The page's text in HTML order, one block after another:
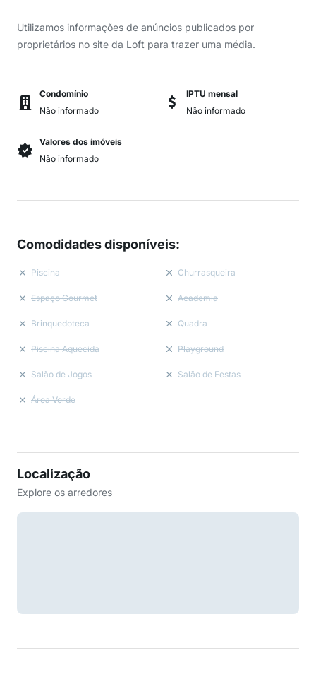
Utilizamos informações de anúncios publicados por
proprietários no site da Loft para trazer uma média.
Condomínio
Não informado
IPTU mensal
Não informado
Valores dos imóveis
Não informado
Comodidades disponíveis:
Piscina Churrasqueira
Espaço Gourmet Academia
Brinquedoteca Quadra
Piscina Aquecida Playground
Salão de Jogos Salão de Festas
Área Verde
Localização
Explore os arredores